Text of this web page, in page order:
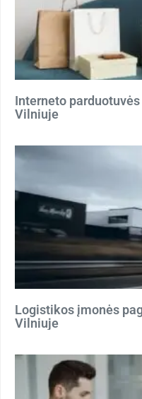
Interneto
Vilniuje
Logistikos įmonės
Vilniuje